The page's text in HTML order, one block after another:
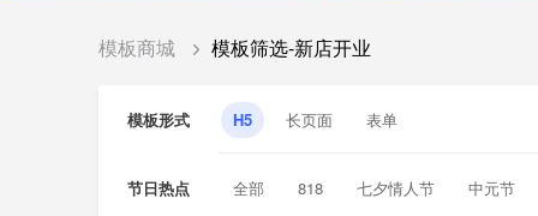
模板商城 模板筛选-新店开业
模板形式 H5 长页面 表单
节日热点 全部 818 七夕情人节 中元节